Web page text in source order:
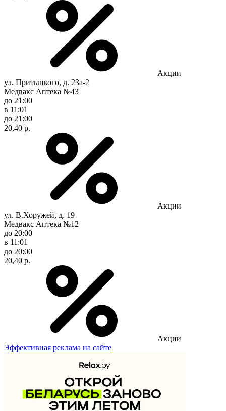
Акции
ул. Притыцкого, д. 23а-2
Медвакс Аптека №43
до 21:00
в 11:01
до 21:00
20,40 р.
Акции
ул. В.Хоружей, д. 19
Медвакс Аптека №12
до 20:00
в 11:01
до 20:00
20,40 р.
Акции
Эффективная реклама на сайте